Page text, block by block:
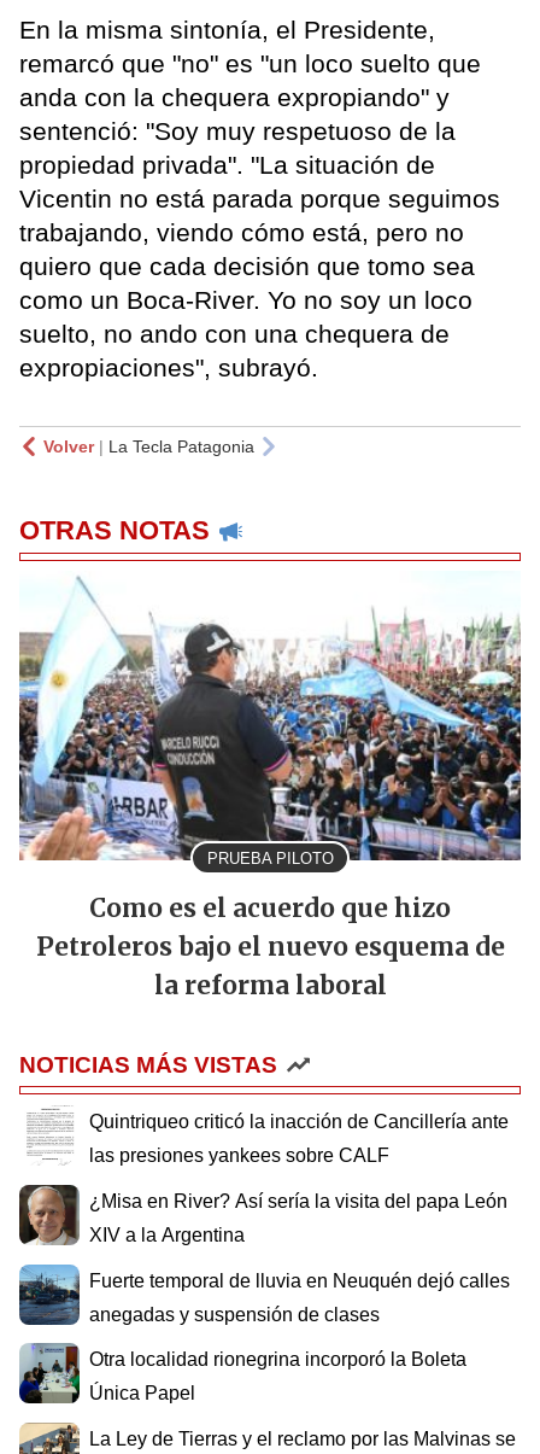
En la misma sintonía, el Presidente,
remarcó que "no" es "un loco suelto que
anda con la chequera expropiando" y
sentenció: "Soy muy respetuoso de la
propiedad privada". "La situación de
Vicentin no está parada porque seguimos
trabajando, viendo cómo está, pero no
quiero que cada decisión que tomo sea
como un Boca-River. Yo no soy un loco
suelto, no ando con una chequera de
expropiaciones", subrayó.
Volver| La Tecla Patagonia
OTRAS NOTAS
PRUEBA PILOTO
Como es el acuerdo que hizo
Petroleros bajo el nuevo esquema de
la reforma laboral
NOTICIAS MÁS VISTAS
Quintriqueo criticó la inacción de Cancillería ante
las presiones yankees sobre CALF
¿Misa en River? Así sería la visita del papa León
XIV a la Argentina
Fuerte temporal de lluvia en Neuquén dejó calles
anegadas y suspensión de clases
Otra localidad rionegrina incorporó la Boleta
Única Papel
La Ley de Tierras y el reclamo por las Malvinas se